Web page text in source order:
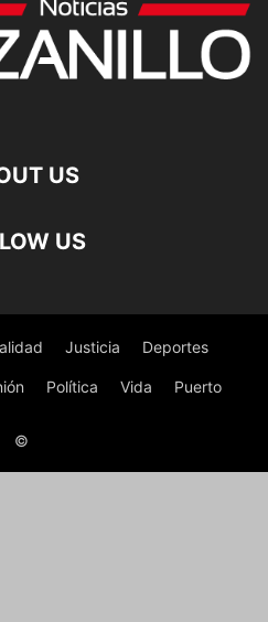
US
US
Justicia Deportes
Política Vida Puerto
©